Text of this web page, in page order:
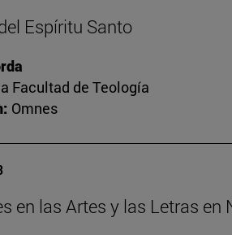
Espíritu Santo
Facultad de Teología
Omnes
en las Artes y las Letras